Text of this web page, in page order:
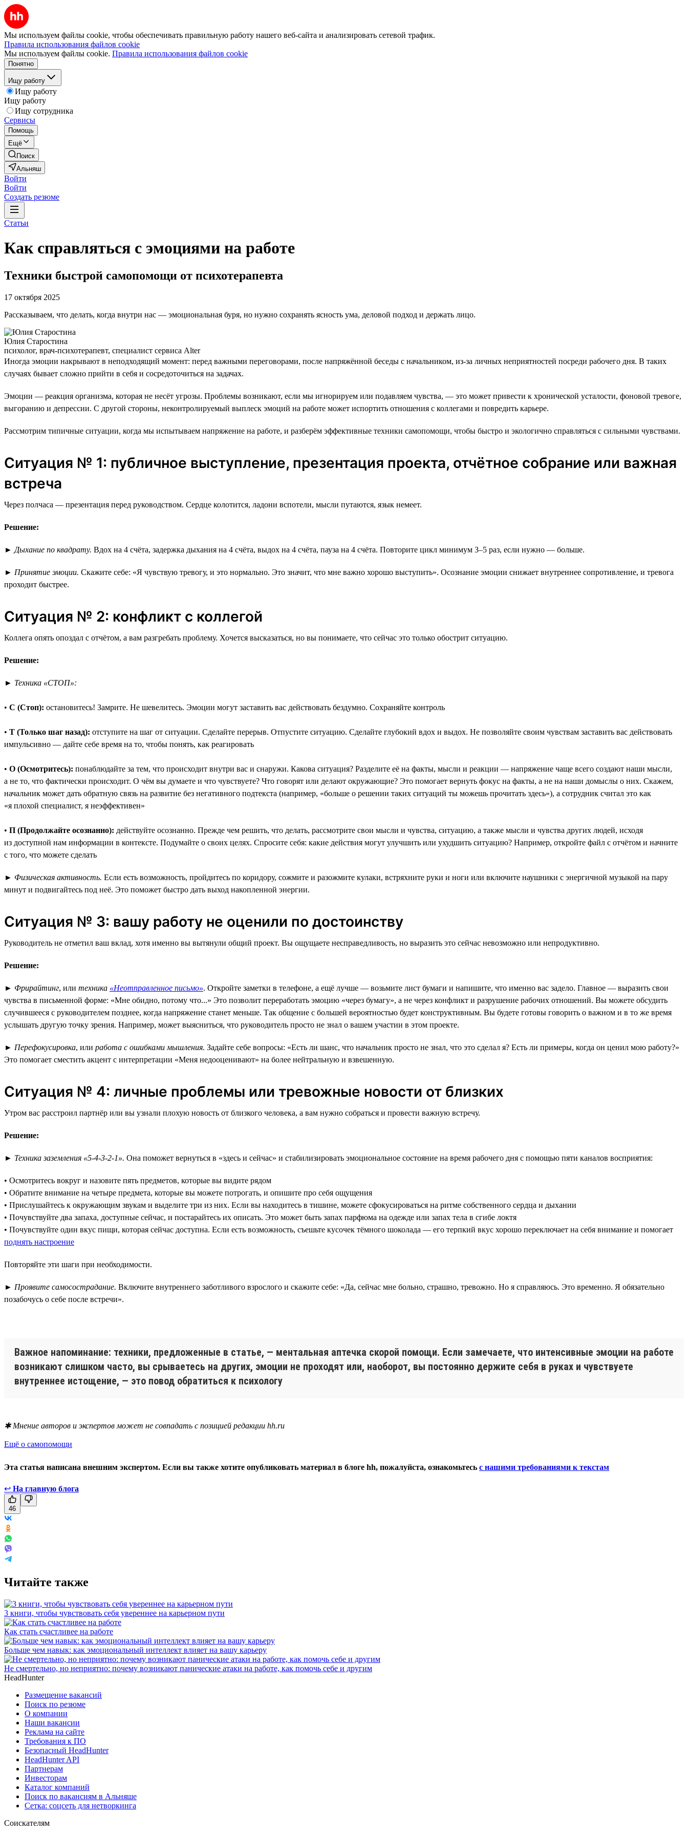
Мы используем файлы cookie, чтобы обеспечивать правильную работу нашего веб-сайта и анализировать сетевой трафик.
Правила использования файлов cookie
Мы используем файлы cookie. Правила использования файлов cookie
Понятно
Ищу работу
Ищу работу
Ищу работу
Ищу сотрудника
Сервисы
Помощь
Ещё
Поиск
Альняш
Войти
Войти
Создать резюме
Статьи
Как справляться с эмоциями на работе
Техники быстрой самопомощи от психотерапевта
17 октября 2025
Рассказываем, что делать, когда внутри нас — эмоциональная буря, но нужно сохранять ясность ума, деловой подход и держать лицо.
Юлия Старостина
психолог, врач-психотерапевт, специалист сервиса Alter
Иногда эмоции накрывают в неподходящий момент: перед важными переговорами, после напряжённой беседы с начальником, из-за личных неприятностей посреди рабочего дня. В таких
случаях бывает сложно прийти в себя и сосредоточиться на задачах.
Эмоции — реакция организма, которая не несёт угрозы. Проблемы возникают, если мы игнорируем или подавляем чувства, — это может привести к хронической усталости, фоновой тревоге,
выгоранию и депрессии. С другой стороны, неконтролируемый выплеск эмоций на работе может испортить отношения с коллегами и повредить карьере.
Рассмотрим типичные ситуации, когда мы испытываем напряжение на работе, и разберём эффективные техники самопомощи, чтобы быстро и экологично справляться с сильными чувствами.
Ситуация № 1: публичное выступление, презентация проекта, отчётное собрание или важная
встреча
Через полчаса — презентация перед руководством. Сердце колотится, ладони вспотели, мысли путаются, язык немеет.
Решение:
► Дыхание по квадрату. Вдох на 4 счёта, задержка дыхания на 4 счёта, выдох на 4 счёта, пауза на 4 счёта. Повторите цикл минимум 3–5 раз, если нужно — больше.
► Принятие эмоции. Скажите себе: «Я чувствую тревогу, и это нормально. Это значит, что мне важно хорошо выступить». Осознание эмоции снижает внутреннее сопротивление, и тревога
проходит быстрее.
Ситуация № 2: конфликт с коллегой
Коллега опять опоздал с отчётом, а вам разгребать проблему. Хочется высказаться, но вы понимаете, что сейчас это только обострит ситуацию.
Решение:
► Техника «СТОП»:
• С (Стоп): остановитесь! Замрите. Не шевелитесь. Эмоции могут заставить вас действовать бездумно. Сохраняйте контроль
• Т (Только шаг назад): отступите на шаг от ситуации. Сделайте перерыв. Отпустите ситуацию. Сделайте глубокий вдох и выдох. Не позволяйте своим чувствам заставить вас действовать
импульсивно — дайте себе время на то, чтобы понять, как реагировать
• О (Осмотритесь): понаблюдайте за тем, что происходит внутри вас и снаружи. Какова ситуация? Разделите её на факты, мысли и реакции — напряжение чаще всего создают наши мысли,
а не то, что фактически происходит. О чём вы думаете и что чувствуете? Что говорят или делают окружающие? Это помогает вернуть фокус на факты, а не на наши домыслы о них. Скажем,
начальник может дать обратную связь на развитие без негативного подтекста (например, «больше о решении таких ситуаций ты можешь прочитать здесь»), а сотрудник считал это как
«я плохой специалист, я неэффективен»
• П (Продолжайте осознанно): действуйте осознанно. Прежде чем решить, что делать, рассмотрите свои мысли и чувства, ситуацию, а также мысли и чувства других людей, исходя
из доступной нам информации в контексте. Подумайте о своих целях. Спросите себя: какие действия могут улучшить или ухудшить ситуацию? Например, откройте файл с отчётом и начните
с того, что можете сделать
► Физическая активность. Если есть возможность, пройдитесь по коридору, сожмите и разожмите кулаки, встряхните руки и ноги или включите наушники с энергичной музыкой на пару
минут и подвигайтесь под неё. Это поможет быстро дать выход накопленной энергии.
Ситуация № 3: вашу работу не оценили по достоинству
Руководитель не отметил ваш вклад, хотя именно вы вытянули общий проект. Вы ощущаете несправедливость, но выразить это сейчас невозможно или непродуктивно.
Решение:
► Фрирайтинг, или техника «Неотправленное письмо». Откройте заметки в телефоне, а ещё лучше — возьмите лист бумаги и напишите, что именно вас задело. Главное — выразить свои
чувства в письменной форме: «Мне обидно, потому что...» Это позволит переработать эмоцию «через бумагу», а не через конфликт и разрушение рабочих отношений. Вы можете обсудить
случившееся с руководителем позднее, когда напряжение станет меньше. Так общение с большей вероятностью будет конструктивным. Вы будете готовы говорить о важном и в то же время
услышать другую точку зрения. Например, может выясниться, что руководитель просто не знал о вашем участии в этом проекте.
► Перефокусировка, или работа с ошибками мышления. Задайте себе вопросы: «Есть ли шанс, что начальник просто не знал, что это сделал я? Есть ли примеры, когда он ценил мою работу?»
Это помогает сместить акцент с интерпретации «Меня недооценивают» на более нейтральную и взвешенную.
Ситуация № 4: личные проблемы или тревожные новости от близких
Утром вас расстроил партнёр или вы узнали плохую новость от близкого человека, а вам нужно собраться и провести важную встречу.
Решение:
► Техника заземления «5-4-3-2-1». Она поможет вернуться в «здесь и сейчас» и стабилизировать эмоциональное состояние на время рабочего дня с помощью пяти каналов восприятия:
• Осмотритесь вокруг и назовите пять предметов, которые вы видите рядом
• Обратите внимание на четыре предмета, которые вы можете потрогать, и опишите про себя ощущения
• Прислушайтесь к окружающим звукам и выделите три из них. Если вы находитесь в тишине, можете сфокусироваться на ритме собственного сердца и дыхании
• Почувствуйте два запаха, доступные сейчас, и постарайтесь их описать. Это может быть запах парфюма на одежде или запах тела в сгибе локтя
• Почувствуйте один вкус пищи, которая сейчас доступна. Если есть возможность, съешьте кусочек тёмного шоколада — его терпкий вкус хорошо переключает на себя внимание и помогает
поднять настроение
Повторяйте эти шаги при необходимости.
► Проявите самосострадание. Включите внутреннего заботливого взрослого и скажите себе: «Да, сейчас мне больно, страшно, тревожно. Но я справляюсь. Это временно. Я обязательно
позабочусь о себе после встречи».
Важное напоминание: техники, предложенные в статье, — ментальная аптечка скорой помощи. Если замечаете, что интенсивные эмоции на работе
возникают слишком часто, вы срываетесь на других, эмоции не проходят или, наоборот, вы постоянно держите себя в руках и чувствуете
внутреннее истощение, — это повод обратиться к психологу
✱ Мнение авторов и экспертов может не совпадать с позицией редакции hh.ru
Ещё о самопомощи
Эта статья написана внешним экспертом. Если вы также хотите опубликовать материал в блоге hh, пожалуйста, ознакомьтесь с нашими требованиями к текстам
↩ На главную блога
46
Читайте также
3 книги, чтобы чувствовать себя увереннее на карьерном пути
Как стать счастливее на работе
Больше чем навык: как эмоциональный интеллект влияет на вашу карьеру
Не смертельно, но неприятно: почему возникают панические атаки на работе, как помочь себе и другим
HeadHunter
Размещение вакансий
Поиск по резюме
О компании
Наши вакансии
Реклама на сайте
Требования к ПО
Безопасный HeadHunter
HeadHunter API
Партнерам
Инвесторам
Каталог компаний
Поиск по вакансиям в Альняше
Сетка: соцсеть для нетворкинга
Соискателям